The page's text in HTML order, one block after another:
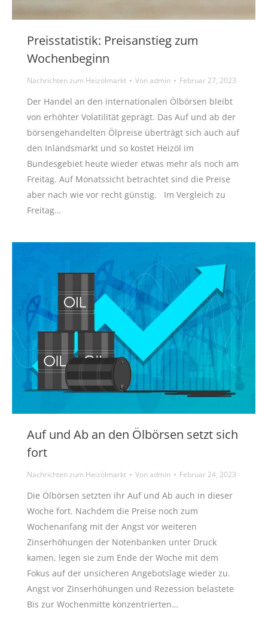
Preisstatistik: Preisanstieg zum
Wochenbeginn
Nachrichten zum Heizölmarkt Vonadmin Februar 27, 2023
Der Handel an den internationalen Ölbörsen bleibt
von erhöhter Volatilität geprägt. Das Auf und ab der
börsengehandelten Ölpreise überträgt sich auch auf
den Inlandsmarkt und so kostet Heizöl im
Bundesgebiet heute wieder etwas mehr als noch am
Freitag. Auf Monatssicht betrachtet sind die Preise
aber nach wie vor recht günstig. Im Vergleich zu
Freitag…
Auf und Ab an den Ölbörsen setzt sich
fort
Nachrichten zum Heizölmarkt Vonadmin Februar 24, 2023
Die Ölbörsen setzten ihr Auf und Ab auch in dieser
Woche fort. Nachdem die Preise noch zum
Wochenanfang mit der Angst vor weiteren
Zinserhöhungen der Notenbanken unter Druck
kamen, legen sie zum Ende der Woche mit dem
Fokus auf der unsicheren Angebotslage wieder zu.
Angst vor Zinserhöhungen und Rezession belastete
Bis zur Wochenmitte konzentrierten…